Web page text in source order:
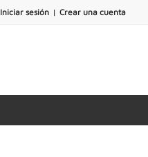
Iniciar sesión | Crear una cuenta